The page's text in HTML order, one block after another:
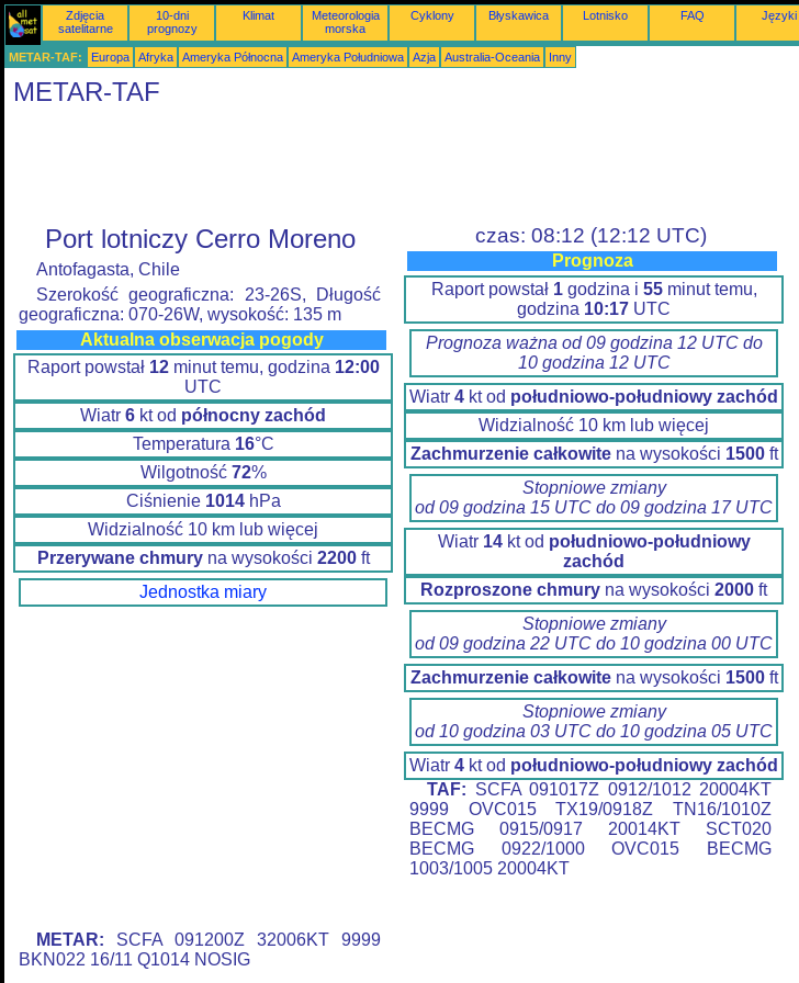
Zdjęcia
satelitarne
10-dni
prognozy
Klimat
Meteorologia
morska
Cyklony Błyskawica Lotnisko FAQ Języki
METAR-TAF: Europa Afryka Ameryka Północna Ameryka Południowa Azja Australia-Oceania Inny
METAR-TAF
Port lotniczy Cerro Moreno
Antofagasta, Chile
Szerokość geograficzna: 23-26S, Długość
geograficzna: 070-26W, wysokość: 135 m
Aktualna obserwacja pogody
Raport powstał 12minut temu, godzina 12:00
UTC
Wiatr 6 kt od północny zachód
Temperatura 16°C
Wilgotność 72%
Ciśnienie 1014hPa
Widzialność 10 km lub więcej
Przerywane chmuryna wysokości 2200ft
Jednostka miary
METAR: SCFA 091200Z 32006KT 9999
BKN022 16/11 Q1014 NOSIG
czas: 08:12 (12:12 UTC)
Prognoza
Raport powstał 1godzina i 55minut temu,
godzina 10:17 UTC
Prognoza ważna od 09 godzina 12 UTC do
10 godzina 12 UTC
Wiatr 4 kt od południowo-południowy zachód
Widzialność 10 km lub więcej
Zachmurzenie całkowitena wysokości 1500ft
Stopniowe zmiany
od 09 godzina 15 UTC do 09 godzina 17 UTC
Wiatr 14kt od południowo-południowy
zachód
Rozproszone chmury na wysokości 2000 ft
Stopniowe zmiany
od 09 godzina 22 UTC do 10 godzina 00 UTC
Zachmurzenie całkowitena wysokości 1500ft
Stopniowe zmiany
od 10 godzina 03 UTC do 10 godzina 05 UTC
Wiatr 4 kt od południowo-południowy zachód
TAF: SCFA 091017Z 0912/1012 20004KT
9999 OVC015 TX19/0918Z TN16/1010Z
BECMG 0915/0917 20014KT SCT020
BECMG 0922/1000 OVC015 BECMG
1003/1005 20004KT